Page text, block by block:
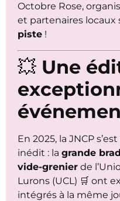
Octobre Rose,
et partenaires locaux
piste !
💥 Une
En 2025, la JNCP
inédit : la grande
vide-grenier de
Lurons (UCL) 🛒 ont
intégrés à la même